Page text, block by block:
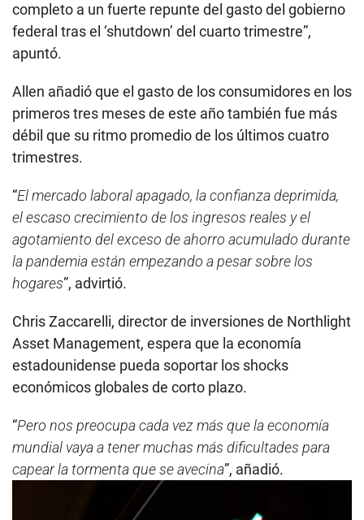
completo a un fuerte repunte del gasto del gobierno
federal tras el ‘shutdown’ del cuarto trimestre”,
apuntó.
Allen añadió que el gasto de los consumidores en los
primeros tres meses de este año también fue más
débil que su ritmo promedio de los últimos cuatro
trimestres.
“El mercado laboral apagado, la confianza deprimida,
el escaso crecimiento de los ingresos reales y el
agotamiento del exceso de ahorro acumulado durante
la pandemia están empezando a pesar sobre los
hogares”, advirtió.
Chris Zaccarelli, director de inversiones de Northlight
Asset Management, espera que la economía
estadounidense pueda soportar los shocks
económicos globales de corto plazo.
“Pero nos preocupa cada vez más que la economía
mundial vaya a tener muchas más dificultades para
capear la tormenta que se avecina”, añadió.